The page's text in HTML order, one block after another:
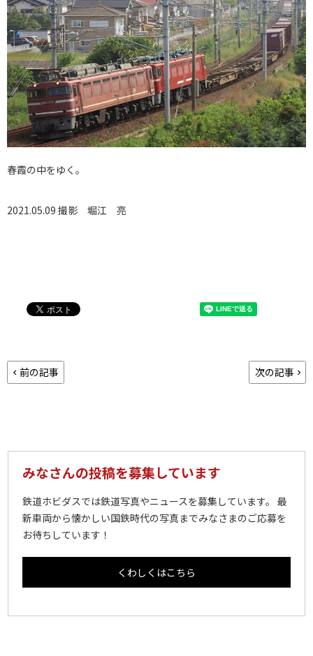
春霞の中をゆく。
2021.05.09 撮影 堀江 亮
前の記事 次の記事
みなさんの投稿を募集しています
鉄道ホビダスでは鉄道写真やニュースを募集しています。 最
新車両から懐かしい国鉄時代の写真までみなさまのご応募を
お待ちしています！
くわしくはこちら